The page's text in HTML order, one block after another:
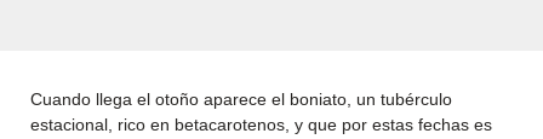
Cuando llega el otoño aparece el boniato, un tubérculo
estacional, rico en betacarotenos, y que por estas fechas es